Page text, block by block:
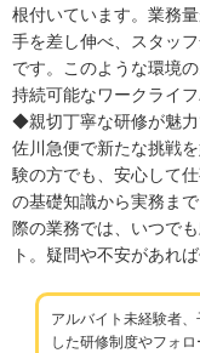
根付いています。業務
手を差し伸べ、スタッ
です。このような環境
持続可能なワークライ
◆親切丁寧な研修が魅
佐川急便で新たな挑戦
験の方でも、安心して
の基礎知識から実務ま
際の業務では、いつで
ト。疑問や不安があれ
アルバイト未経験者
した研修制度やフォ